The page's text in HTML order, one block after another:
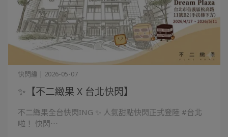
✨【不二緻果 X 台北快閃】
快閃編 | 2026-05-07
不二緻果全台快閃ING ✨ 人氣甜點快閃正式登陸 #台北
啦！ 快閃⋯